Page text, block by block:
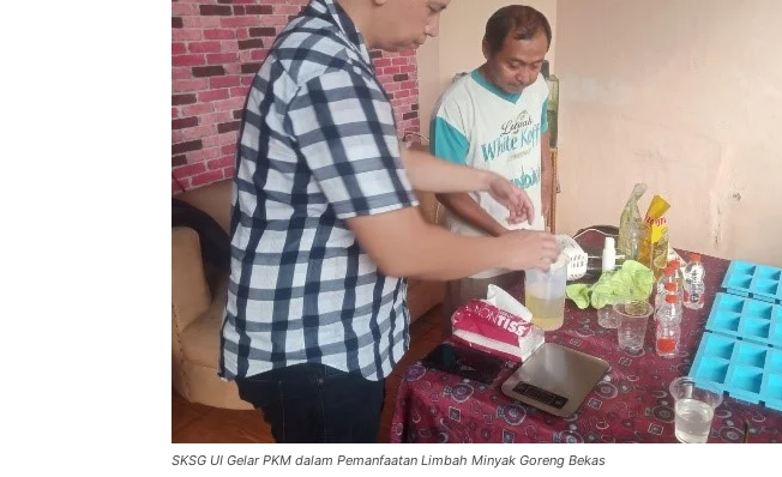
SKSG UI Gelar PKM dalam Pemanfaatan Limbah Minyak Goreng Bekas